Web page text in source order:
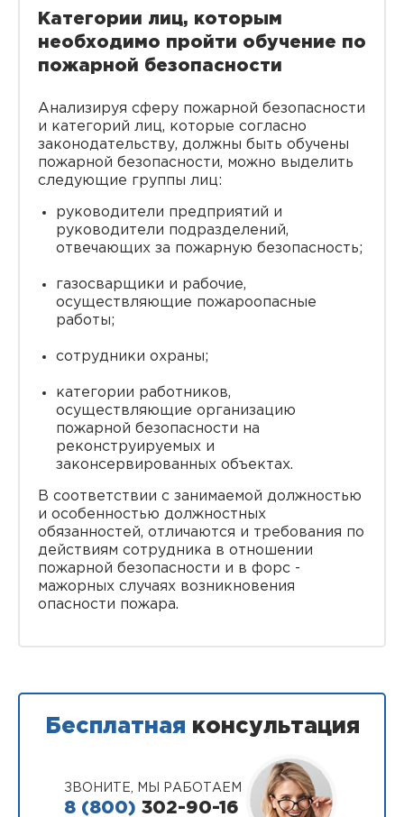
Категории лиц, которым
необходимо пройти обучение по
пожарной безопасности
Анализируя сферу пожарной безопасности
и категорий лиц, которые согласно
законодательству, должны быть обучены
пожарной безопасности, можно выделить
следующие группы лиц:
руководители предприятий и
руководители подразделений,
отвечающих за пожарную безопасность;
газосварщики и рабочие,
осуществляющие пожароопасные
работы;
сотрудники охраны;
категории работников,
осуществляющие организацию
пожарной безопасности на
реконструируемых и
законсервированных объектах.
В соответствии с занимаемой должностью
и особенностью должностных
обязанностей, отличаются и требования по
действиям сотрудника в отношении
пожарной безопасности и в форс -
мажорных случаях возникновения
опасности пожара.
Бесплатная консультация
ЗВОНИТЕ, МЫ РАБОТАЕМ
8 (800) 302-90-16